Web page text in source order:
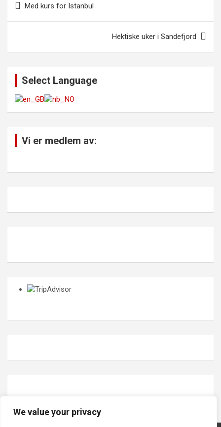
We value your privacy
Med kurs for Istanbul
Hektiske uker i Sandefjord
Select Language
Vi er medlem av: